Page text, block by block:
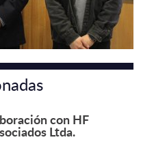
con HF
Ltda.